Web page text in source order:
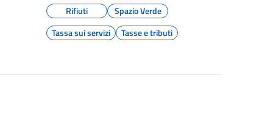
Rifiuti
Spazio Verde
Tassa sui servizi
Tasse e tributi